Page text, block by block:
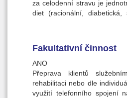
za celodenní stravu je
diet (racionální, diabetická,
Fakultativní činnost
ANO
Přeprava klientů
rehabilitaci nebo dle
využití telefonního spojení